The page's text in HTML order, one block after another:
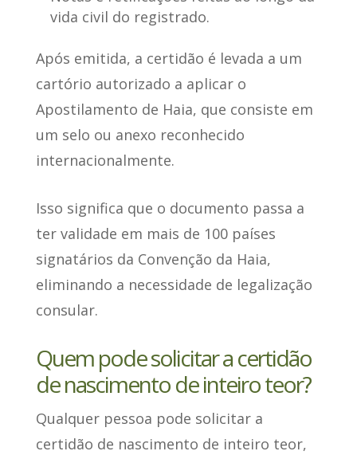
vida civil do registrado.
Após emitida, a certidão é levada a um
cartório autorizado a aplicar o
Apostilamento de Haia, que consiste em
um selo ou anexo reconhecido
internacionalmente.
Isso significa que o documento passa a
ter validade em mais de 100 países
signatários da Convenção da Haia,
eliminando a necessidade de legalização
consular.
Quem pode solicitar a certidão
de nascimento de inteiro teor?
Qualquer pessoa pode solicitar a
certidão de nascimento de inteiro teor,